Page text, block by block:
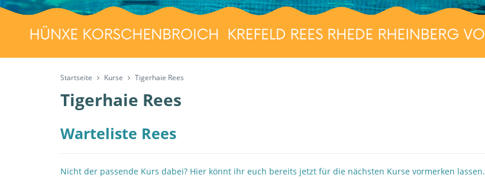
Startseite Kurse Tigerhaie Rees
Tigerhaie Rees
Warteliste Rees
Nicht der passende Kurs dabei? Hier könnt ihr euch bereits jetzt für die nächsten Kurse vormerken lassen.